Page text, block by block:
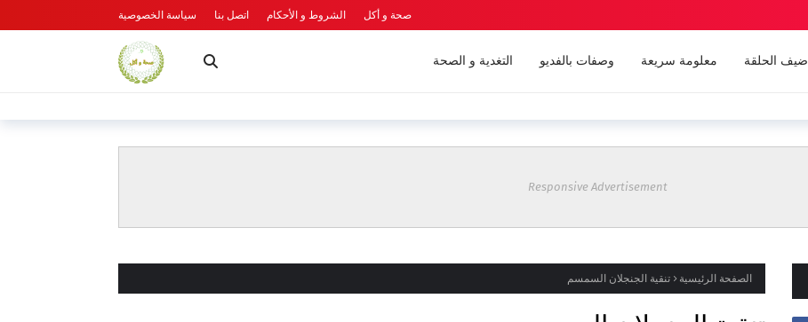
سياسة الخصوصية اتصل بنا الشروط و الأحكام صحة و أكل
ضيف الحلقة معلومة سريعة وصفات بالفديو التغدية و الصحة
Responsive Advertisement
الصفحة الرئيسية تنقية الجنجلان السمسم